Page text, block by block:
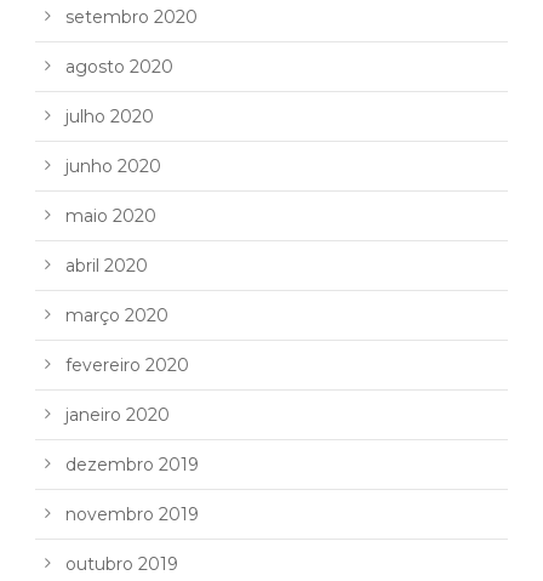
setembro 2020
agosto 2020
julho 2020
junho 2020
maio 2020
abril 2020
março 2020
fevereiro 2020
janeiro 2020
dezembro 2019
novembro 2019
outubro 2019